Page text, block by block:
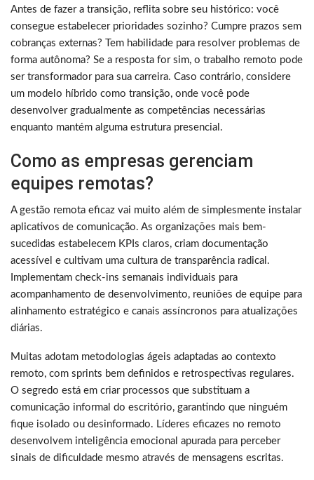
Antes de fazer a transição, reflita sobre seu histórico: você
consegue estabelecer prioridades sozinho? Cumpre prazos sem
cobranças externas? Tem habilidade para resolver problemas de
forma autônoma? Se a resposta for sim, o trabalho remoto pode
ser transformador para sua carreira. Caso contrário, considere
um modelo híbrido como transição, onde você pode
desenvolver gradualmente as competências necessárias
enquanto mantém alguma estrutura presencial.
Como as empresas gerenciam
equipes remotas?
A gestão remota eficaz vai muito além de simplesmente instalar
aplicativos de comunicação. As organizações mais bem-
sucedidas estabelecem KPIs claros, criam documentação
acessível e cultivam uma cultura de transparência radical.
Implementam check-ins semanais individuais para
acompanhamento de desenvolvimento, reuniões de equipe para
alinhamento estratégico e canais assíncronos para atualizações
diárias.
Muitas adotam metodologias ágeis adaptadas ao contexto
remoto, com sprints bem definidos e retrospectivas regulares.
O segredo está em criar processos que substituam a
comunicação informal do escritório, garantindo que ninguém
fique isolado ou desinformado. Líderes eficazes no remoto
desenvolvem inteligência emocional apurada para perceber
sinais de dificuldade mesmo através de mensagens escritas.